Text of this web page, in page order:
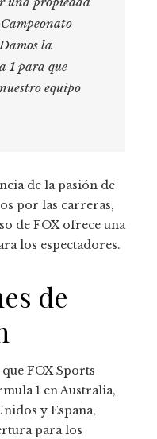
la
1 para que
equipo
de la pasión de
por las carreras,
de FOX ofrece una
los espectadores.
de
FOX Sports
1 en Australia,
y España,
para los